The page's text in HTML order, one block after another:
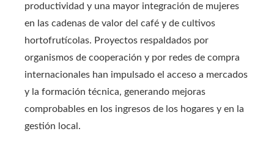
productividad y una mayor integración de mujeres
en las cadenas de valor del café y de cultivos
hortofrutícolas. Proyectos respaldados por
organismos de cooperación y por redes de compra
internacionales han impulsado el acceso a mercados
y la formación técnica, generando mejoras
comprobables en los ingresos de los hogares y en la
gestión local.